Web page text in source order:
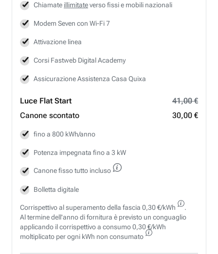
Chiamate illimitateverso fissi e mobili nazionali
Modem Seven con Wi-Fi 7
Attivazione linea
Corsi Fastweb Digital Academy
Assicurazione Assistenza Casa Quixa
Luce Flat Start
41,00 €
Canone scontato
30,00 €
fino a 800 kWh/anno
Potenza impegnata fino a 3 kW
Canone fisso tutto incluso
Bolletta digitale
Corrispettivo al superamento della fascia 0,30 €/kWh
.
Al termine dell'anno di fornitura è previsto un conguaglio
applicando il corrispettivo a consumo 0,30 €/kWh
moltiplicato per ogni kWh non consumato